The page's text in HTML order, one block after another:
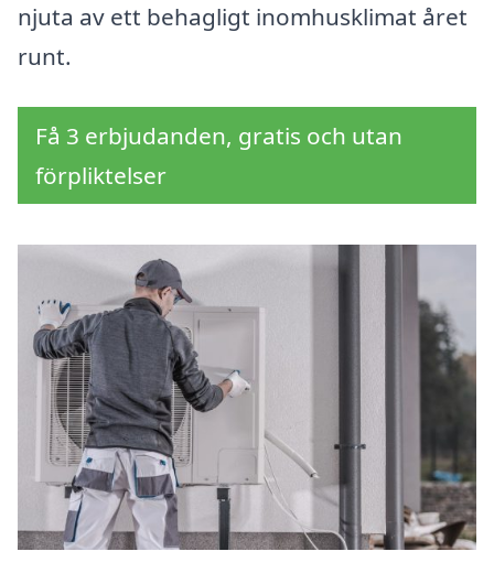
njuta av ett behagligt inomhusklimat året
runt.
Få 3 erbjudanden, gratis och utan
förpliktelser